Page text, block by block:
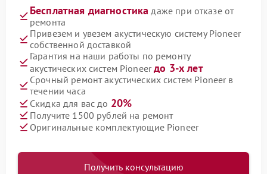
Бесплатная диагностика даже при отказе от
ремонта
Привезем и увезем акустическую систему Pioneer
собственной доставкой
Гарантия на наши работы по ремонту
акустических систем Pioneerдо 3-х лет
Срочный ремонт акустических систем Pioneer в
течении часа
Скидка для вас до 20%
Получите 1500 рублей на ремонт
Оригинальные комплектующие Pioneer
Получить консультацию